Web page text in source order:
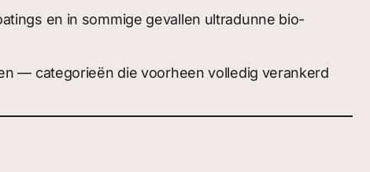
en in sommige gevallen ultradunne bio-
— categorieën die voorheen volledig verankerd